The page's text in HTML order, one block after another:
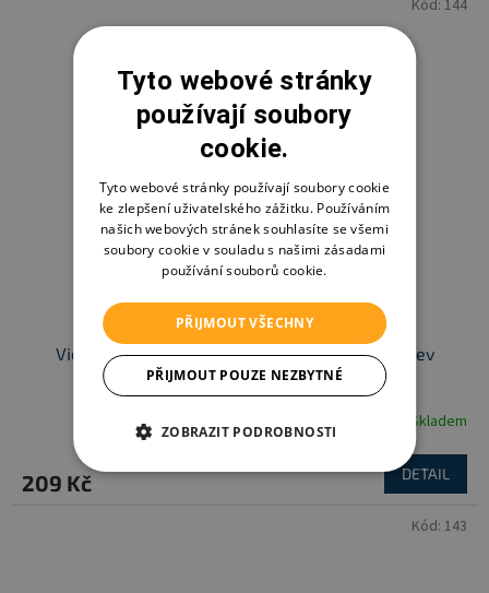
Viola dětská pláštěnka 5907 vel. 120, více barev
Skladem
209 Kč DETAIL
Kód: 144
Kód: 143
Tyto webové stránky
používají soubory
cookie.
Tyto webové stránky používají soubory cookie
ke zlepšení uživatelského zážitku. Používáním
našich webových stránek souhlasíte se všemi
soubory cookie v souladu s našimi zásadami
používání souborů cookie.
PŘIJMOUT VŠECHNY
PŘIJMOUT POUZE NEZBYTNÉ
ZOBRAZIT PODROBNOSTI